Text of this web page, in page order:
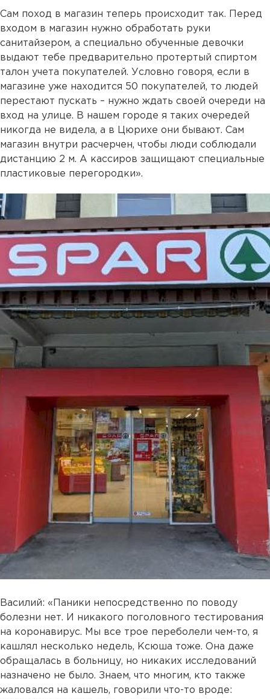
Сам поход в магазин теперь происходит так. Перед
входом в магазин нужно обработать руки
санитайзером, а специально обученные девочки
выдают тебе предварительно протертый спиртом
талон учета покупателей. Условно говоря, если в
магазине уже находится 50 покупателей, то людей
перестают пускать – нужно ждать своей очереди на
вход на улице. В нашем городе я таких очередей
никогда не видела, а в Цюрихе они бывают. Сам
магазин внутри расчерчен, чтобы люди соблюдали
дистанцию 2 м. А кассиров защищают специальные
пластиковые перегородки».
Василий: «Паники непосредственно по поводу
болезни нет. И никакого поголовного тестирования
на коронавирус. Мы все трое переболели чем-то, я
кашлял несколько недель, Ксюша тоже. Она даже
обращалась в больницу, но никаких исследований
назначено не было. Знаем, что многим, кто также
жаловался на кашель, говорили что-то вроде: